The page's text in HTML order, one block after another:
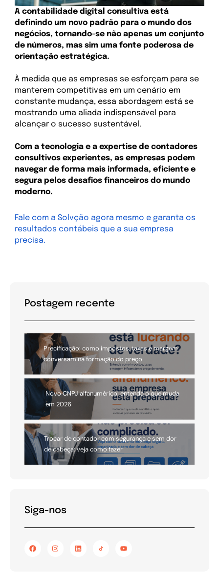
A contabilidade digital consultiva está
definindo um novo padrão para o mundo dos
negócios, tornando-se não apenas um conjunto
de números, mas sim uma fonte poderosa de
orientação estratégica.
À medida que as empresas se esforçam para se
manterem competitivas em um cenário em
constante mudança, essa abordagem está se
mostrando uma aliada indispensável para
alcançar o sucesso sustentável.
Com a tecnologia e a expertise de contadores
consultivos experientes, as empresas podem
navegar de forma mais informada, eficiente e
segura pelos desafios financeiros do mundo
moderno.
Fale com a Solvção agora mesmo e garanta os
resultados contábeis que a sua empresa
precisa.
Postagem recente
Precificação: como impostos, taxas e margem
conversam na formação do preço
Novo CNPJ alfanumérico: entenda o que muda
em 2026
Trocar de contador com segurança e sem dor
de cabeça: veja como fazer
Siga-nos
F
a
I
n i o